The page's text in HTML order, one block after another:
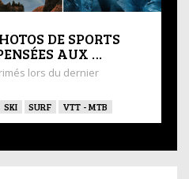
DE SPORTS
AUX …
lors du dernier
SKI SURF VTT - MTB